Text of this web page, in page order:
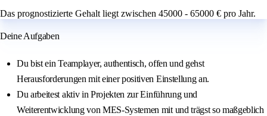
Das prognostizierte Gehalt liegt zwischen 45000 - 65000 € pro Jahr.
Deine Aufgaben
Du bist ein Teamplayer, authentisch, offen und gehst
Herausforderungen mit einer positiven Einstellung an.
Du arbeitest aktiv in Projekten zur Einführung und
Weiterentwicklung von MES-Systemen mit und trägst so maßgeblich